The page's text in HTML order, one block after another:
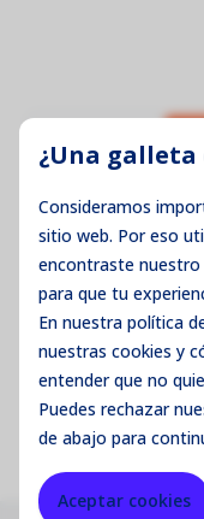
¿Una galleta
Consideramos
sitio web. Por eso
encontraste
para que tu
En nuestra política
nuestras cookies y
entender que no
Puedes rechazar
de abajo para
Aceptar cookies
Código de
Merk:
Parameter: